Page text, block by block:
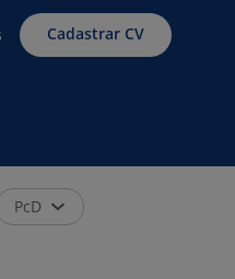
Cadastrar CV
PcD